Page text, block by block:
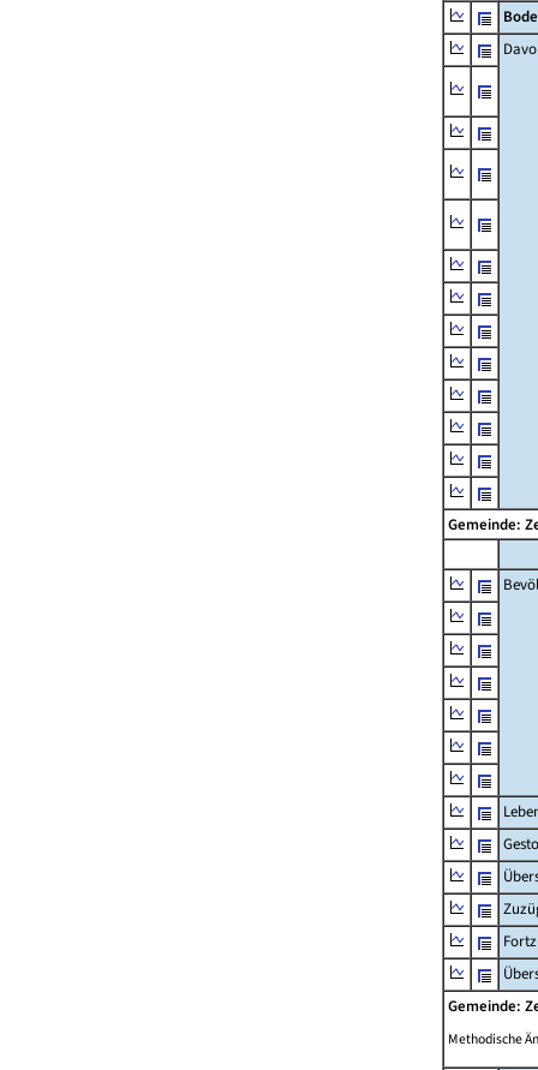
Gemeinde:
Gemeinde:
Methodische